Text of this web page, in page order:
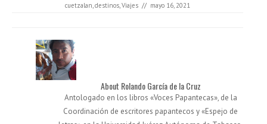
cuetzalan destinos Viajes // mayo 16, 2021
About Rolando García de la Cruz
Antologado en los libros «Voces Papantecas», de la
Coordinación de escritores papantecos y «Espejo de